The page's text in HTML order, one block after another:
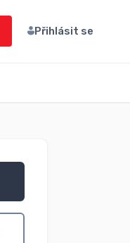
Přihlásit se